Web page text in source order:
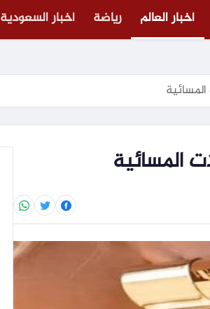
أخبار العالم رياضة أخبار السعودية
المسائية